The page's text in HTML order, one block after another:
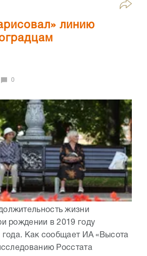
линию
0
жизни
рождении в 2019 году
года. Как сообщает ИА «Высота
Росстата